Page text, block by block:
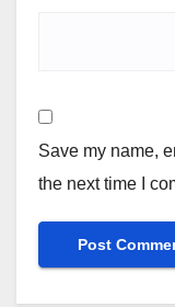
Save my name,
the next time I